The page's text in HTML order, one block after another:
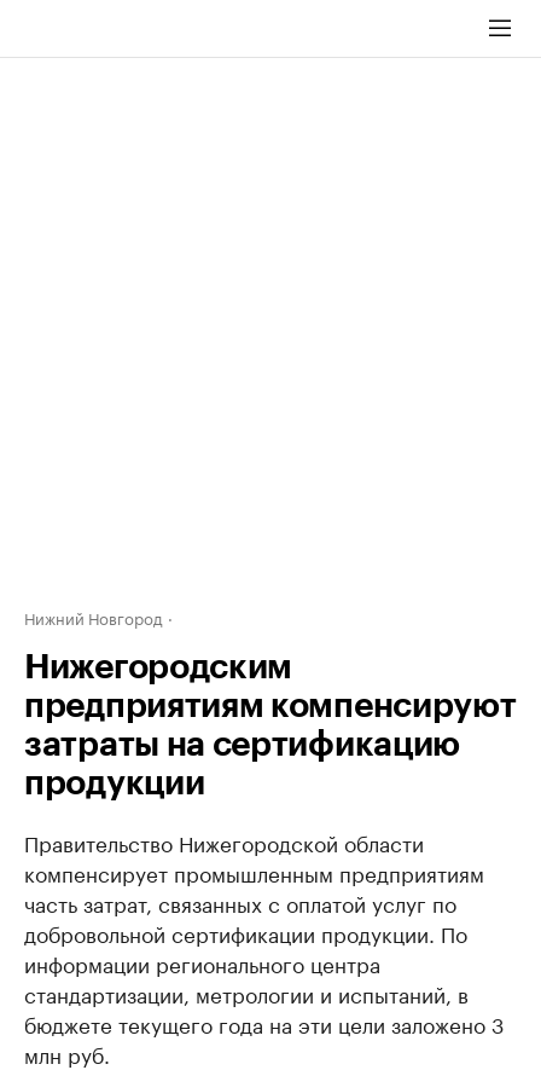
Нижний Новгород
Нижегородским
предприятиям компенсируют
затраты на сертификацию
продукции
Правительство Нижегородской области
компенсирует промышленным предприятиям
часть затрат, связанных с оплатой услуг по
добровольной сертификации продукции. По
информации регионального центра
стандартизации, метрологии и испытаний, в
бюджете текущего года на эти цели заложено 3
млн руб.